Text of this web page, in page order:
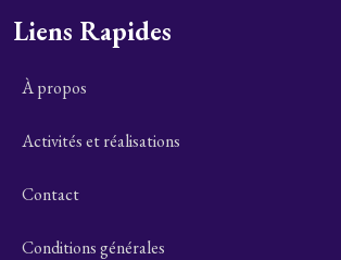
Liens Rapides
À propos
Activités et réalisations
Contact
Conditions générales